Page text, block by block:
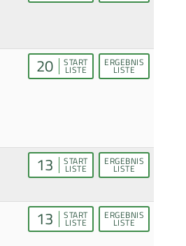
20 START
LISTE
ERGEBNIS
LISTE
13 START
LISTE
ERGEBNIS
LISTE
13 START
LISTE
ERGEBNIS
LISTE